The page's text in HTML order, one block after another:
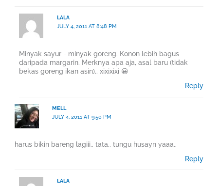
LALA
JULY 4, 2011 AT 8:48 PM
Minyak sayur = minyak goreng. Konon lebih bagus
daripada margarin. Merknya apa aja, asal baru (tidak
bekas goreng ikan asin).. xixixixi 😀
Reply
MELL
JULY 4, 2011 AT 9:50 PM
harus bikin bareng lagiii.. tata.. tungu husayn yaaa..
Reply
LALA